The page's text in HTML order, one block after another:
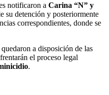
notificaron a Carina “N” y
su detención y posteriormente
correspondientes, donde se
a disposición de las
el proceso legal
.